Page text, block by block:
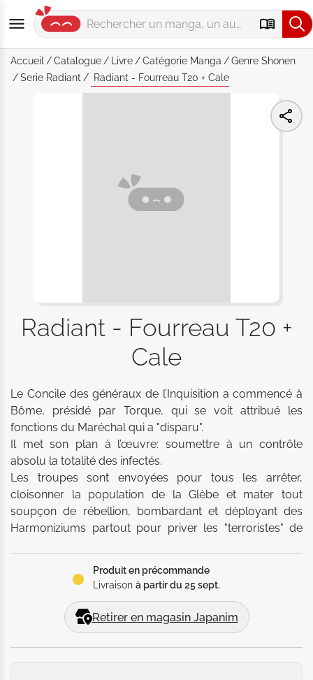
Accueil Catalogue Livre Catégorie Manga Genre Shonen
Serie Radiant Radiant - Fourreau T20 + Cale
Radiant - Fourreau T20 +
Cale
Le Concile des généraux de l’Inquisition a commencé à
Bôme, présidé par Torque, qui se voit attribué les
fonctions du Maréchal qui a "disparu".
Il met son plan à l’œuvre: soumettre à un contrôle
absolu la totalité des infectés.
Les troupes sont envoyées pour tous les arrêter,
cloisonner la population de la Glèbe et mater tout
soupçon de rébellion, bombardant et déployant des
Harmoniziums partout pour priver les "terroristes" de
Des œufs de Némésis explosent partout où les
Harmoniziums sont activés, libérant une menace à
laquelle ni l’Inquisition ni la population ne peut faire face…
Des Némésis qui
Produit en précommande
Livraison à partir du 25 sept.
Retirer en magasin Japanim